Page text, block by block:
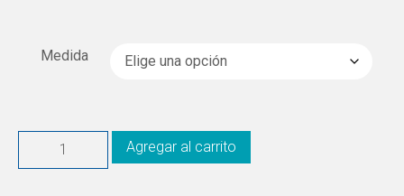
Medida
Agregar al carrito